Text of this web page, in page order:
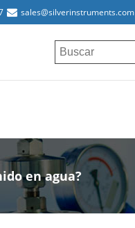
sales@silverinstruments.com
en agua?